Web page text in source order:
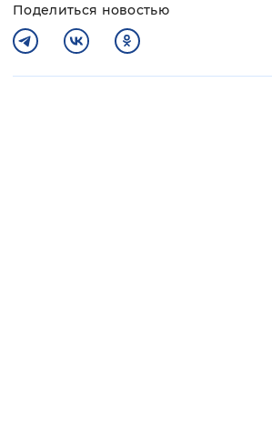
Поделиться новостью